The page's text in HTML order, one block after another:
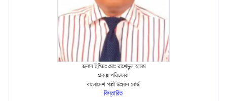
জনাব ইন্জিঃ মোঃ রাশেদুল আলম
প্রকল্প পরিচালক
বাংলাদেশ পল্লী উন্নয়ন বোর্ড
বিস্তারিত